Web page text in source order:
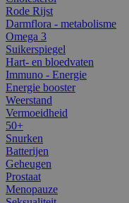
Rode Rijst
Darmflora - metabolisme
Omega 3
Suikerspiegel
Hart- en bloedvaten
Immuno - Energie
Energie booster
Weerstand
Vermoeidheid
50+
Snurken
Batterijen
Geheugen
Prostaat
Menopauze